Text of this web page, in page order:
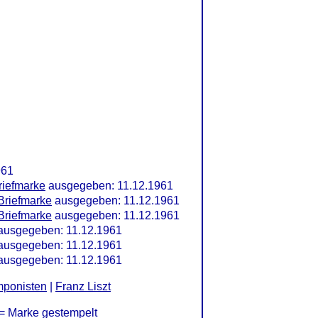
ausgegeben: 11.12.1961
ausgegeben: 11.12.1961
ausgegeben: 11.12.1961
11.12.1961
11.12.1961
11.12.1961
Franz Liszt
Marke gestempelt